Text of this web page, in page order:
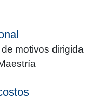
motivos dirigida